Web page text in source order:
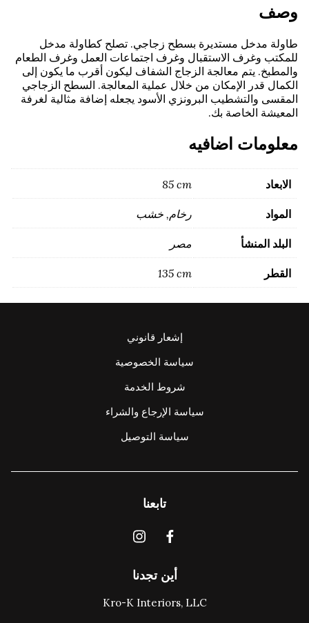
وصف
طاولة مدخل مستديرة بسطح زجاجي. تصلح كطاولة مدخل
للمكتب وغرف الاستقبال وغرف اجتماعات العمل وغرف الطعام
والمطبخ. يتم معالجة الزجاج الشفاف ليكون أقرب ما يكون إلى
الكمال قدر الإمكان من خلال عملية المعالجة. السطح الزجاجي
المقسى والتشطيب البرونزي الأسود يجعله إضافة مثالية لغرفة
المعيشة الخاصة بك.
معلومات اضافيه
الابعاد 85 cm
المواد رخام, خشب
البلد المنشأ مصر
القطر 135 cm
إشعار قانوني
سياسة الخصوصية
شروط الخدمة
سياسة الإرجاع والشراء
سياسة التوصيل
أين تجدنا
Kro-K Interiors, LLC
تابعنا